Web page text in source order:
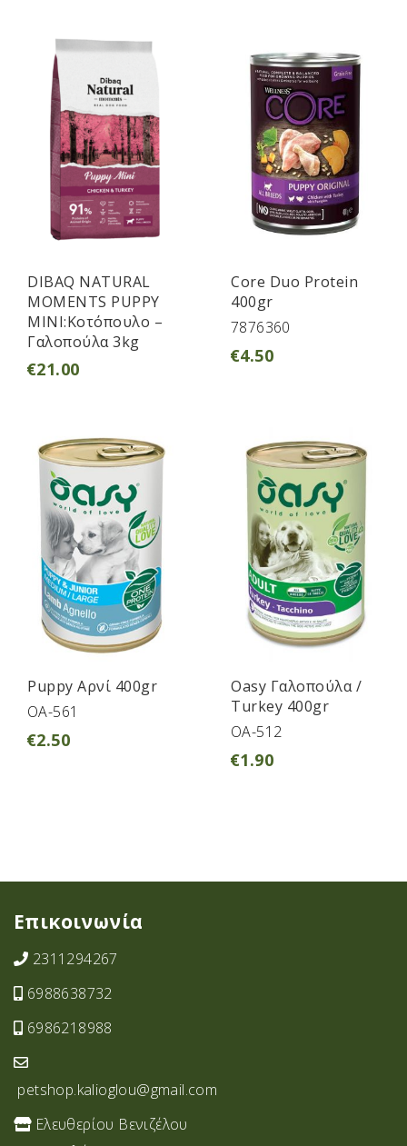
DIBAQ NATURAL
MOMENTS PUPPY
MINI:Κοτόπουλο –
Γαλοπούλα 3kg
€21.00
Core Duo Protein
400gr
7876360
€4.50
Puppy Αρνί 400gr
OA-561
€2.50
Oasy Γαλοπούλα /
Turkey 400gr
OA-512
€1.90
Επικοινωνία
2311294267
6988638732
6986218988
petshop.kalioglou@gmail.com
Ελευθερίου Βενιζέλου